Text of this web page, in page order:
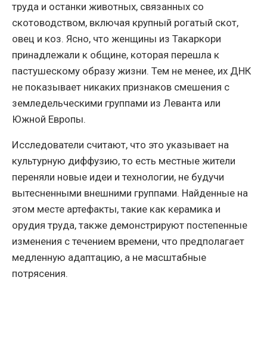
труда и останки животных, связанных со
скотоводством, включая крупный рогатый скот,
овец и коз. Ясно, что женщины из Такаркори
принадлежали к общине, которая перешла к
пастушескому образу жизни. Тем не менее, их ДНК
не показывает никаких признаков смешения с
земледельческими группами из Леванта или
Южной Европы.
Исследователи считают, что это указывает на
культурную диффузию, то есть местные жители
переняли новые идеи и технологии, не будучи
вытесненными внешними группами. Найденные на
этом месте артефакты, такие как керамика и
орудия труда, также демонстрируют постепенные
изменения с течением времени, что предполагает
медленную адаптацию, а не масштабные
потрясения.